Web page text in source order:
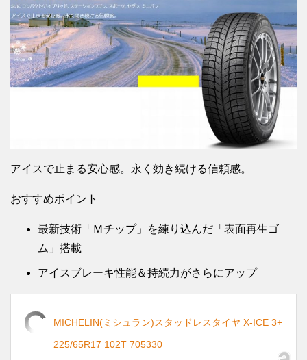
アイスで止まる安心感。永く効き続ける信頼感。
おすすめポイント
最新技術「Ｍチップ」を練り込んだ「表面再生ゴ
ム」搭載
アイスブレーキ性能＆持続力がさらにアップ
MICHELIN(ミシュラン)スタッドレスタイヤ X-ICE 3+
225/65R17 102T 705330